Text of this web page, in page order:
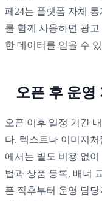
페24는 플랫폼 자체
를 함께 사용하면 광
한 데이터를 얻을 수
오픈 후 운영
오픈 이후 일정 기간
다. 텍스트나 이미지
에서는 별도 비용 없
법과 상품 등록, 배너
픈 직후부터 운영 담